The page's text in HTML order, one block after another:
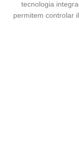
tecnologia
permitem controlar